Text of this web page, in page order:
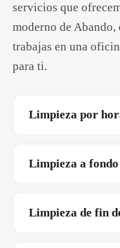
servicios que
moderno de
trabajas en una
para ti.
Limpieza por
Limpieza a fondo
Limpieza de fin